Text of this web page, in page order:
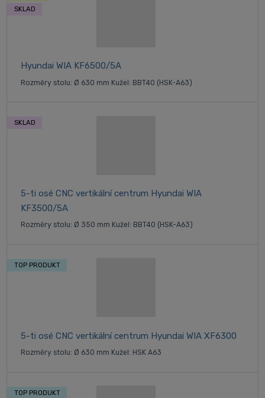
Hyundai WIA KF6500/5A
Rozměry stolu: Ø 630 mm Kužel: BBT40 (HSK-A63)
SKLAD
5-ti osé CNC vertikální centrum Hyundai WIA
KF3500/5A
Rozměry stolu: Ø 350 mm Kužel: BBT40 (HSK-A63)
SKLAD
5-ti osé CNC vertikální centrum Hyundai WIA XF6300
Rozměry stolu: Ø 630 mm Kužel: HSK A63
TOP PRODUKT
TOP PRODUKT